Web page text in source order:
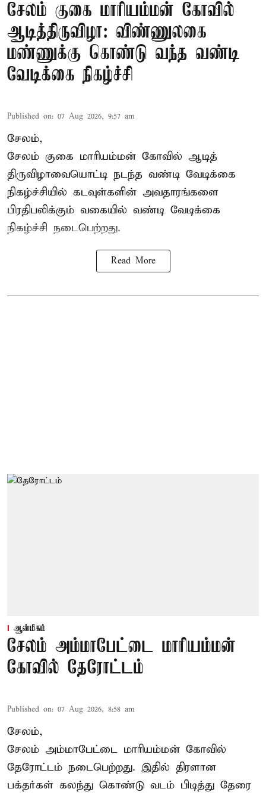
சேலம் குகை மாரியம்மன் கோவில்
ஆடித்திருவிழா: விண்ணுலகை
மண்ணுக்கு கொண்டு வந்த வண்டி
வேடிக்கை நிகழ்ச்சி
Published on: 07 Aug 2026, 9:57 am
சேலம்,
சேலம் குகை மாரியம்மன் கோவில் ஆடித்
திருவிழாவையொட்டி நடந்த வண்டி வேடிக்கை
நிகழ்ச்சியில் கடவுள்களின் அவதாரங்களை
பிரதிபலிக்கும் வகையில் வண்டி வேடிக்கை
நிகழ்ச்சி நடைபெற்றது.
Read More
ஆன்மிகம்
சேலம் அம்மாபேட்டை மாரியம்மன்
கோவில் தேரோட்டம்
Published on: 07 Aug 2026, 8:58 am
சேலம்,
சேலம் அம்மாபேட்டை மாரியம்மன் கோவில்
தேரோட்டம் நடைபெற்றது. இதில் திரளான
பக்தர்கள் கலந்து கொண்டு வடம் பிடித்து தேரை